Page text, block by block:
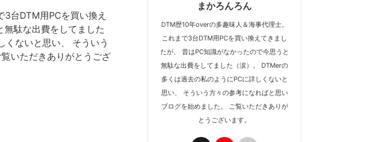
台DTM用PCを買い換え
無駄な出費をしてました
くないと思い、 そういう
いただきありがとうござ
まかろんろん
DTM歴10年overの多趣味人＆海事代理士。
これまで3台DTM用PCを買い換えてきまし
たが、 昔はPC知識がなかったので今思うと
無駄な出費をしてました（涙）。 DTMerの
多くは過去の私のようにPCに詳しくないと
思い、 そういう方々の参考になればと思い
ブログを始めました。 ご覧いただきありが
とうございます。